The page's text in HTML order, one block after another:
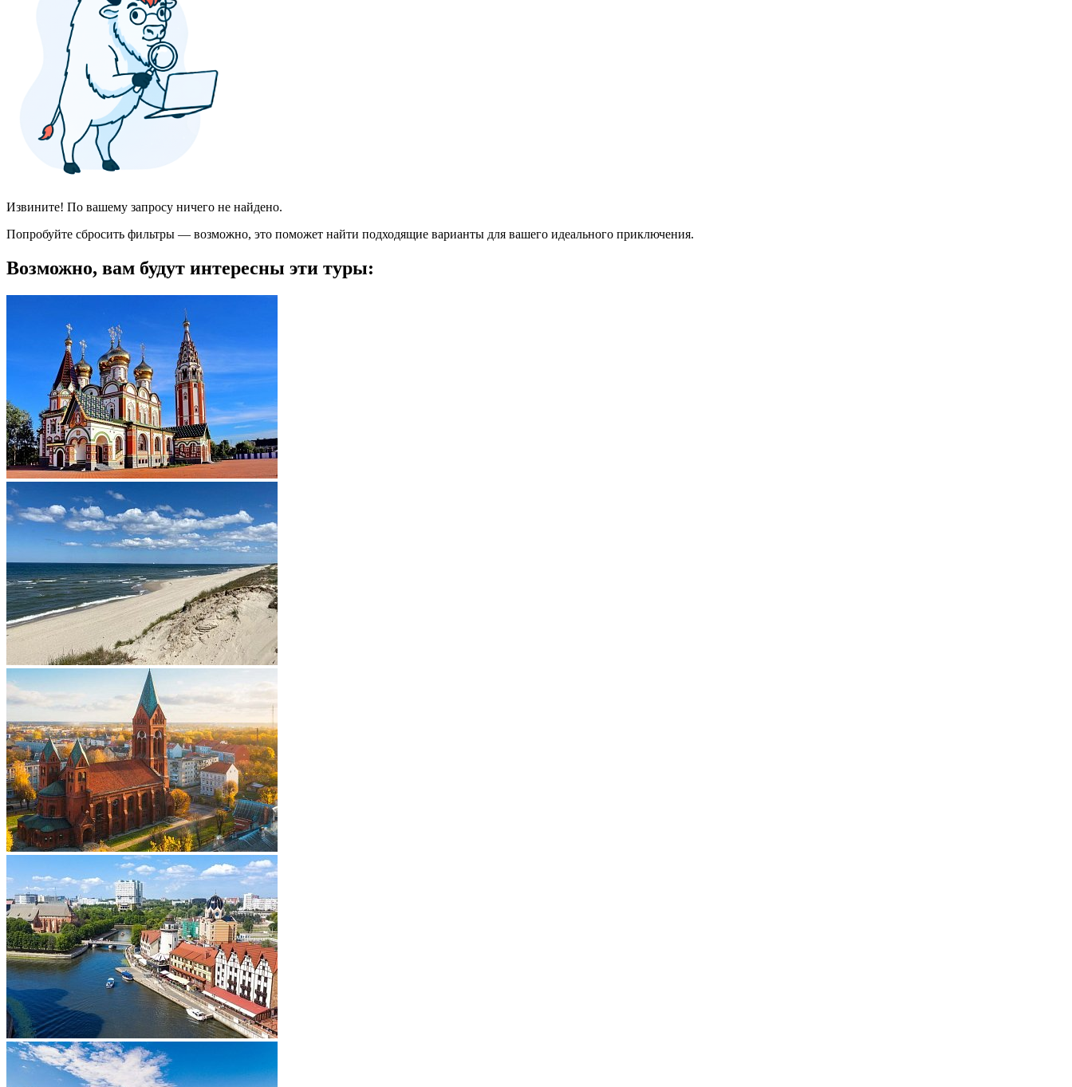
Извините! По вашему запросу ничего не найдено.
Попробуйте сбросить фильтры — возможно, это поможет найти подходящие варианты для вашего идеального приключения.
Возможно, вам будут интересны эти туры: